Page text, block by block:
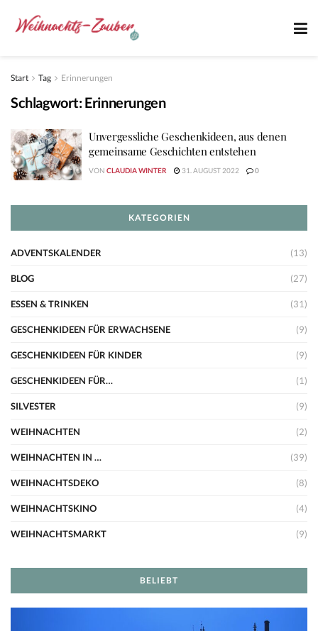
Start Tag Erinnerungen
Schlagwort:Erinnerungen
Unvergessliche Geschenkideen, aus denen
gemeinsame Geschichten entstehen
VON CLAUDIA WINTER 31. AUGUST 2022 0
KATEGORIEN
ADVENTSKALENDER (13)
BLOG (27)
ESSEN & TRINKEN (31)
GESCHENKIDEEN FÜR ERWACHSENE (9)
GESCHENKIDEEN FÜR KINDER (9)
GESCHENKIDEEN FÜR… (1)
SILVESTER (9)
WEIHNACHTEN (2)
WEIHNACHTEN IN … (39)
WEIHNACHTSDEKO (8)
WEIHNACHTSKINO (4)
WEIHNACHTSMARKT (9)
BELIEBT